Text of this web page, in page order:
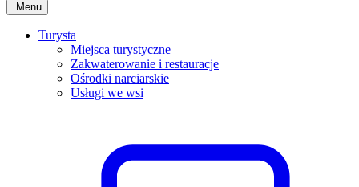
Menu
Turysta
Miejsca turystyczne
Zakwaterowanie i restauracje
Ośrodki narciarskie
Usługi we wsi